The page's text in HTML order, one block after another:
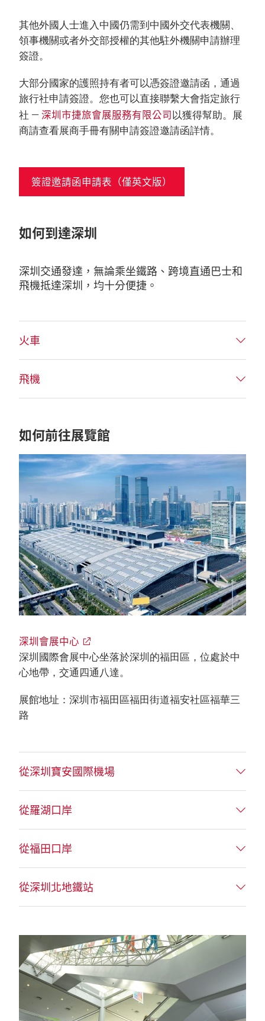
其他外國人士進入中國仍需到中國外交代表機關、
領事機關或者外交部授權的其他駐外機關申請辦理
簽證。
大部分國家的護照持有者可以憑簽證邀請函，通過
旅行社申請簽證。您也可以直接聯繫大會指定旅行
社 — 深圳市捷旅會展服務有限公司以獲得幫助。展
商請查看展商手冊有關申請簽證邀請函詳情。
簽證邀請函申請表（僅英文版）
如何到達深圳
深圳交通發達，無論乘坐鐵路、跨境直通巴士和
飛機抵達深圳，均十分便捷。
火車
飛機
如何前往展覽館
深圳會展中心
深圳國際會展中心坐落於深圳的福田區，位處於中
心地帶，交通四通八達。
展館地址：深圳市福田區福田街道福安社區福華三
路
從深圳寶安國際機場
從羅湖口岸
從福田口岸
從深圳北地鐵站